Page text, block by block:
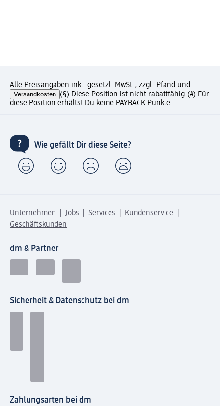
Alle Preisangaben inkl. gesetzl. MwSt., zzgl. Pfand und
Versandkosten (§) Diese Position ist nicht rabattfähig.(#) Für
diese Position erhältst Du keine PAYBACK Punkte.
Wie gefällt Dir diese Seite?
Unternehmen Jobs Services
Kundenservice
Geschäftskunden
dm & Partner
Sicherheit & Datenschutz bei dm
Zahlungsarten bei dm